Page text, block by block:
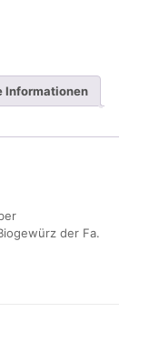
Informationen
der Fa.